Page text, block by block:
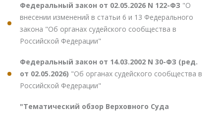
Федеральный закон от 02.05.2026 N 122-ФЗ "О
внесении изменений в статьи 6 и 13 Федерального
закона "Об органах судейского сообщества в
Российской Федерации"
Федеральный закон от 14.03.2002 N 30-ФЗ (ред.
от 02.05.2026) "Об органах судейского сообщества в
Российской Федерации"
"Тематический обзор Верховного Суда